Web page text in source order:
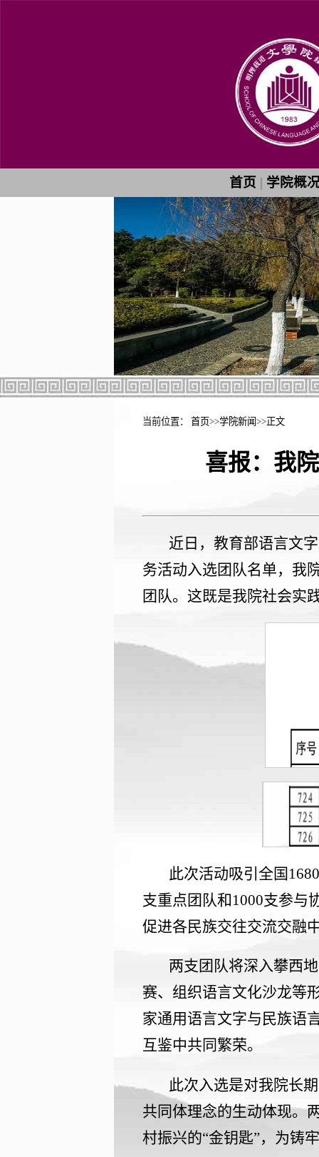
首页 | 学院概
当前位置： 首页>>学院新闻>>正文
喜报：我
近日，教育部语言文
务活动入选团队名单，我
团队。这既是我院社会实
此次活动吸引全国
支重点团队和1000支参与
促进各民族交往交流交融
两支团队将深入攀西
赛、组织语言文化沙龙等
家通用语言文字与民族语
互鉴中共同繁荣。
此次入选是对我院长
共同体理念的生动体现。
村振兴的“金钥匙”，为铸